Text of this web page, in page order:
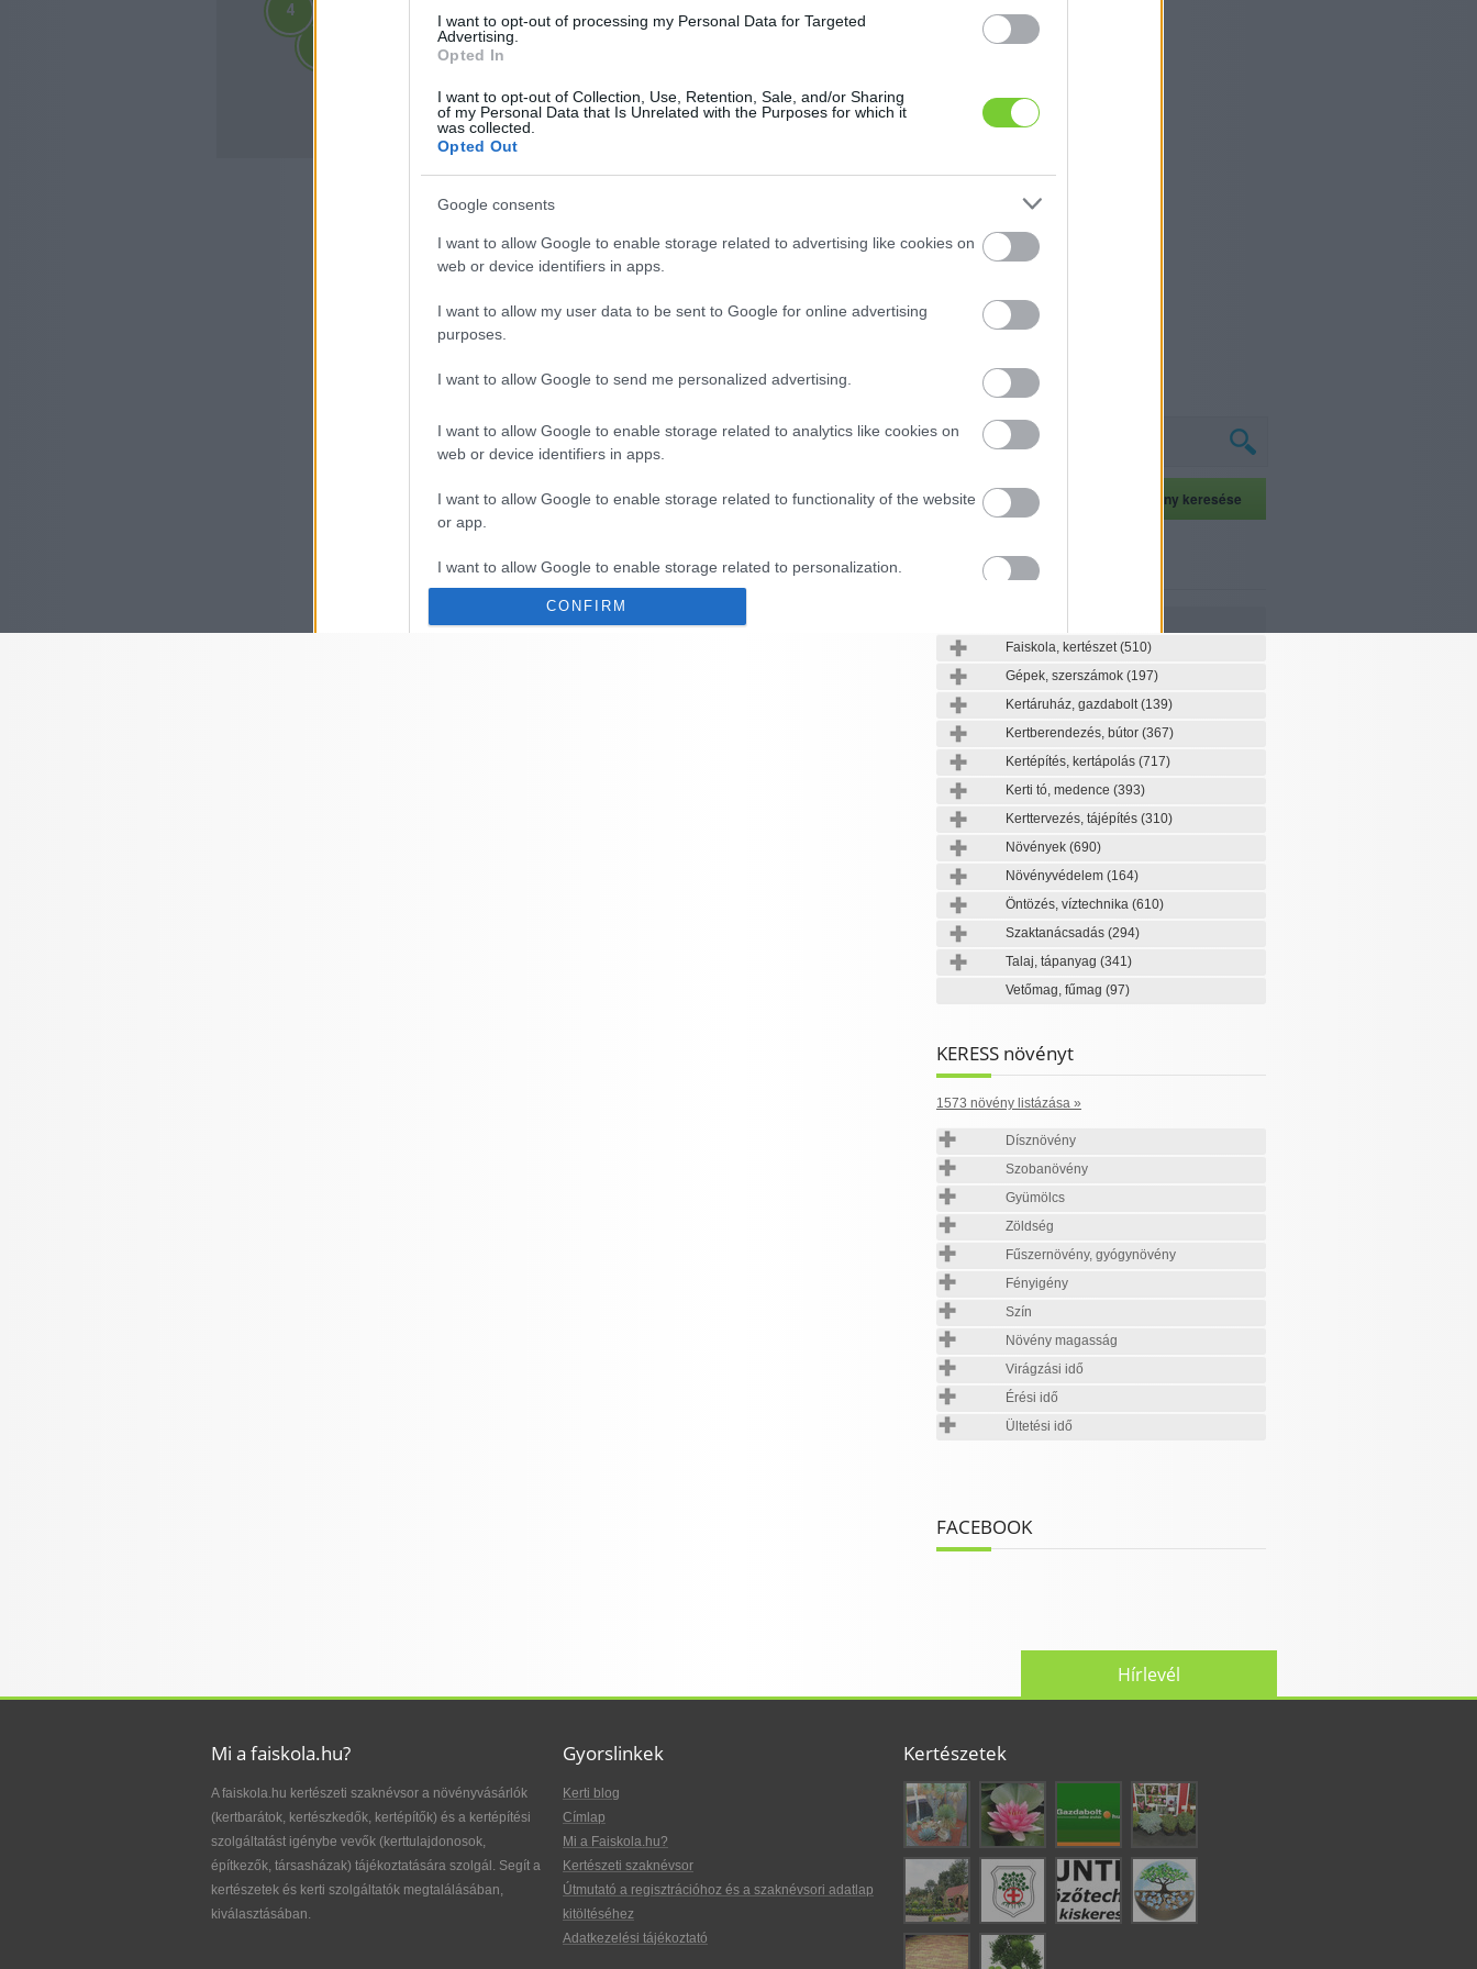
I want to opt-out of processing my Personal Data for Targeted
Advertising.
Opted In
I want to opt-out of Collection, Use, Retention, Sale, and/or Sharing
of my Personal Data that Is Unrelated with the Purposes for which it
was collected.
Opted Out
Google consents
I want to allow Google to enable storage related to advertising like cookies on
web or device identifiers in apps.
I want to allow my user data to be sent to Google for online advertising
purposes.
I want to allow Google to send me personalized advertising.
I want to allow Google to enable storage related to analytics like cookies on
web or device identifiers in apps.
I want to allow Google to enable storage related to functionality of the website
or app.
I want to allow Google to enable storage related to personalization.
authentication functionality and fraud prevention, and other user protection.
CONFIRM
10
2
3
4 2
10
2
4
Kertészeti szaknévsor
Faiskola, kertészet(510)
Gépek, szerszámok (197)
Kertáruház, gazdabolt(139)
Kertberendezés, bútor (367)
Kertépítés, kertápolás (717)
Kerti tó, medence (393)
Kerttervezés, tájépítés (310)
Növények (690)
Növényvédelem (164)
Öntözés, víztechnika (610)
Szaktanácsadás (294)
Talaj, tápanyag (341)
Vetőmag, fűmag (97)
KERESS növényt
1573 növény listázása »
Dísznövény
Szobanövény
Gyümölcs
Zöldség
Fűszernövény, gyógynövény
Fényigény
Szín
Növény magasság
Virágzási idő
Érési idő
Ültetési idő
FACEBOOK
Hírlevél
Mi a faiskola.hu?
A faiskola.hu kertészeti szaknévsor a növényvásárlók
(kertbarátok, kertészkedők, kertépítők) és a kertépítési
szolgáltatást igénybe vevők (kerttulajdonosok,
építkezők, társasházak) tájékoztatására szolgál. Segít a
kertészetek és kerti szolgáltatók megtalálásában,
kiválasztásában.
Gyorslinkek
Kerti blog
Címlap
Mi a Faiskola.hu?
Kertészeti szaknévsor
Útmutató a regisztrációhoz és a szaknévsori adatlap
kitöltéséhez
Adatkezelési tájékoztató
Kertészetek